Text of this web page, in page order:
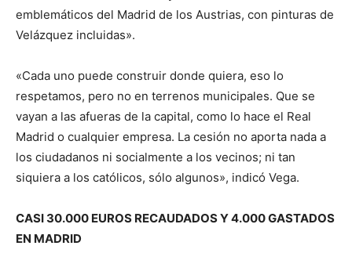
emblemáticos del Madrid de los Austrias, con pinturas de
Velázquez incluidas».
«Cada uno puede construir donde quiera, eso lo
respetamos, pero no en terrenos municipales. Que se
vayan a las afueras de la capital, como lo hace el Real
Madrid o cualquier empresa. La cesión no aporta nada a
los ciudadanos ni socialmente a los vecinos; ni tan
siquiera a los católicos, sólo algunos», indicó Vega.
CASI 30.000 EUROS RECAUDADOS Y 4.000 GASTADOS
EN MADRID